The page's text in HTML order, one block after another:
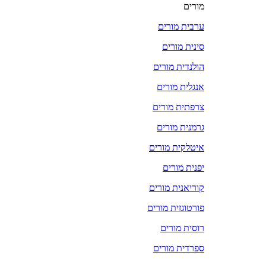
מורים
ערבית מורים
סינית מורים
הולנדית מורים
אנגלית מורים
צרפתית מורים
גרמנית מורים
איטלקית מורים
יפנית מורים
קוריאנית מורים
פורטוגזית מורים
רוסית מורים
ספרדית מורים